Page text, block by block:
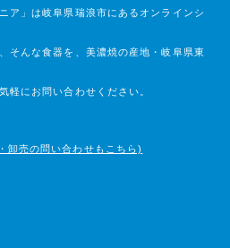
ア」は岐阜県瑞浪市にあるオンラインシ
そんな食器を、美濃焼の産地・岐阜県東
軽にお問い合わせください。
卸売の問い合わせもこちら)